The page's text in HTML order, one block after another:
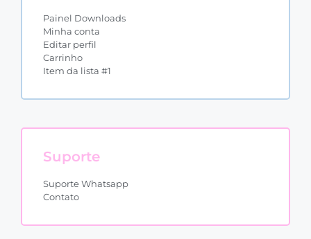
Painel Downloads
Minha conta
Editar perfil
Carrinho
Item da lista #1
Suporte
Suporte Whatsapp
Contato